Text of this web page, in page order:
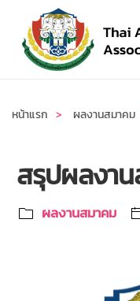
Skip to main
หน้าแรก ผลงานสมาคม
สรุปผลงา
ผลงานสมาคม